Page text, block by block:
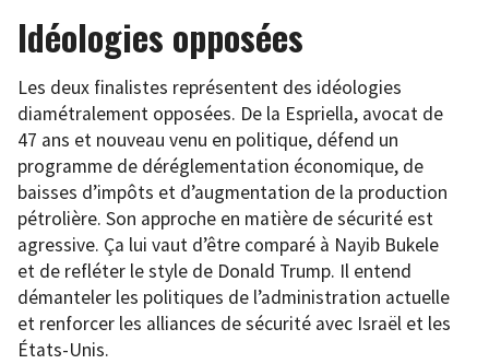
Idéologies opposées
Les deux finalistes représentent des idéologies
diamétralement opposées. De la Espriella, avocat de
47 ans et nouveau venu en politique, défend un
programme de déréglementation économique, de
baisses d’impôts et d’augmentation de la production
pétrolière. Son approche en matière de sécurité est
agressive. Ça lui vaut d’être comparé à Nayib Bukele
et de refléter le style de Donald Trump. Il entend
démanteler les politiques de l’administration actuelle
et renforcer les alliances de sécurité avec Israël et les
États-Unis.